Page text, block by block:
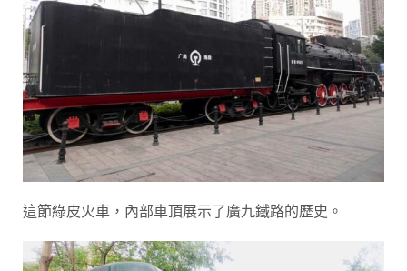
這節綠皮火車，內部車頂展示了廣九鐵路的歷史。